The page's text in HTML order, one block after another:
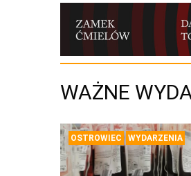
WAŻNE
OSTROWIEC WYDARZENIA